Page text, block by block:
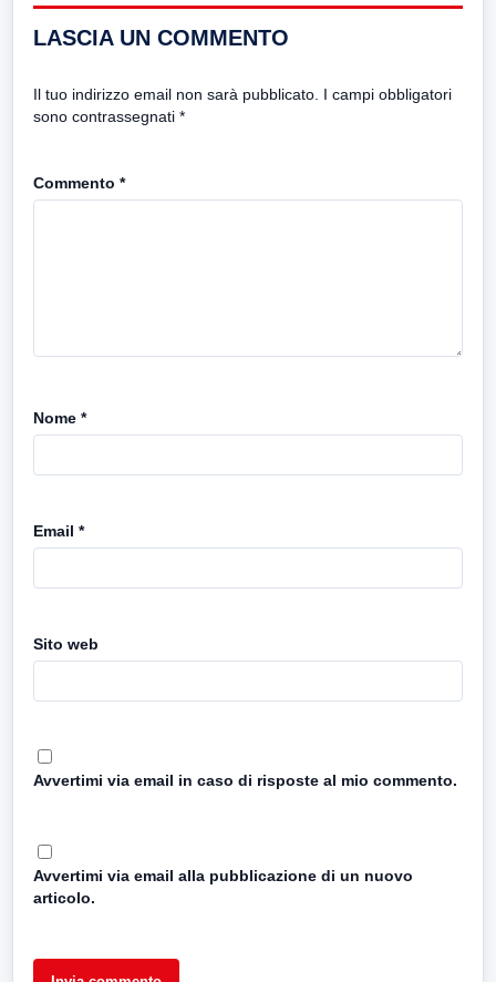
LASCIA UN COMMENTO
Il tuo indirizzo email non sarà pubblicato. I campi obbligatori
sono contrassegnati *
Commento *
Nome *
Email *
Sito web
Avvertimi via email in caso di risposte al mio commento.
Avvertimi via email alla pubblicazione di un nuovo
articolo.